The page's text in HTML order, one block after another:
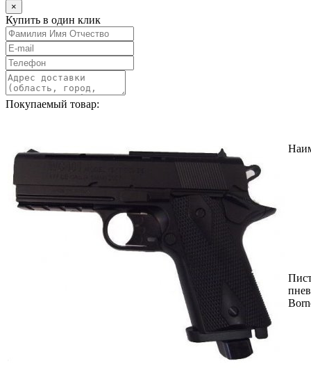
×
Купить в один клик
Покупаемый товар: